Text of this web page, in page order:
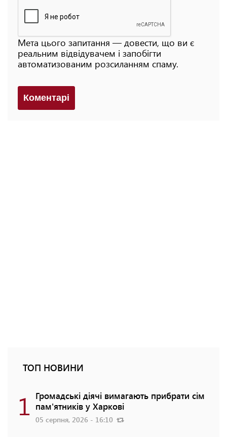
Мета цього запитання — довести, що ви є
реальним відвідувачем і запобігти
автоматизованим розсиланням спаму.
Коментарi
ТОП НОВИНИ
1 Громадські діячі вимагають прибрати сім
пам'ятників у Харкові
05 серпня, 2026 - 16:10